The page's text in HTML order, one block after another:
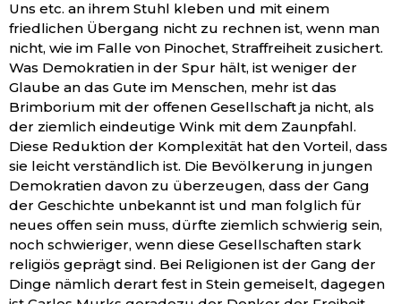
Uns etc. an ihrem Stuhl kleben und mit einem
friedlichen Übergang nicht zu rechnen ist, wenn man
nicht, wie im Falle von Pinochet, Straffreiheit zusichert.
Was Demokratien in der Spur hält, ist weniger der
Glaube an das Gute im Menschen, mehr ist das
Brimborium mit der offenen Gesellschaft ja nicht, als
der ziemlich eindeutige Wink mit dem Zaunpfahl.
Diese Reduktion der Komplexität hat den Vorteil, dass
sie leicht verständlich ist. Die Bevölkerung in jungen
Demokratien davon zu überzeugen, dass der Gang
der Geschichte unbekannt ist und man folglich für
neues offen sein muss, dürfte ziemlich schwierig sein,
noch schwieriger, wenn diese Gesellschaften stark
religiös geprägt sind. Bei Religionen ist der Gang der
Dinge nämlich derart fest in Stein gemeiselt, dagegen